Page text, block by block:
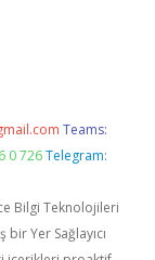
Teams:
0 726 Telegram:
Bilgi Teknolojileri
Yer Sağlayıcı